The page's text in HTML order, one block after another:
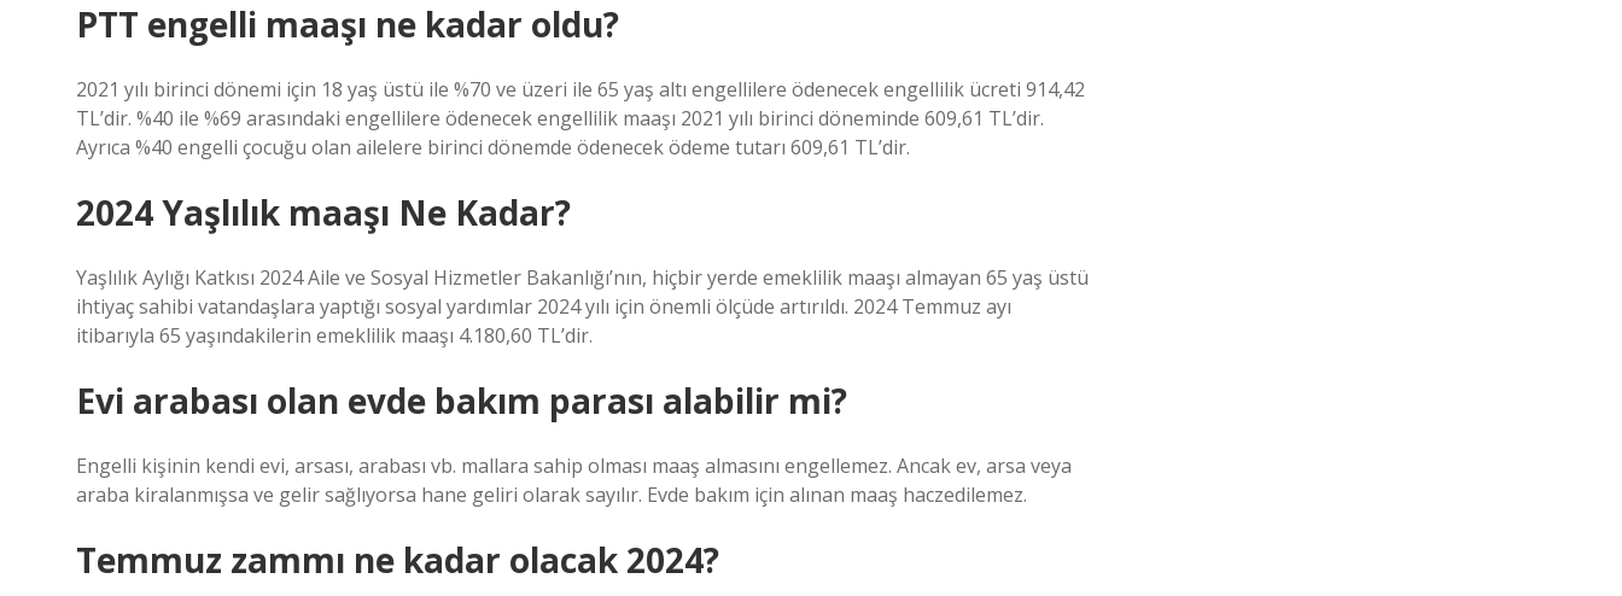
PTT engelli maaşı ne kadar oldu?
2021 yılı birinci dönemi için 18 yaş üstü ile %70 ve üzeri ile 65 yaş altı engellilere ödenecek engellilik ücreti 914,42
TL’dir. %40 ile %69 arasındaki engellilere ödenecek engellilik maaşı 2021 yılı birinci döneminde 609,61 TL’dir.
Ayrıca %40 engelli çocuğu olan ailelere birinci dönemde ödenecek ödeme tutarı 609,61 TL’dir.
2024 Yaşlılık maaşı Ne Kadar?
Yaşlılık Aylığı Katkısı 2024 Aile ve Sosyal Hizmetler Bakanlığı’nın, hiçbir yerde emeklilik maaşı almayan 65 yaş üstü
ihtiyaç sahibi vatandaşlara yaptığı sosyal yardımlar 2024 yılı için önemli ölçüde artırıldı. 2024 Temmuz ayı
itibarıyla 65 yaşındakilerin emeklilik maaşı 4.180,60 TL’dir.
Evi arabası olan evde bakım parası alabilir mi?
Engelli kişinin kendi evi, arsası, arabası vb. mallara sahip olması maaş almasını engellemez. Ancak ev, arsa veya
araba kiralanmışsa ve gelir sağlıyorsa hane geliri olarak sayılır. Evde bakım için alınan maaş haczedilemez.
Temmuz zammı ne kadar olacak 2024?